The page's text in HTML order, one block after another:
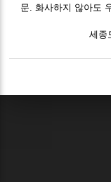
문. 화사하지 않아도
세종